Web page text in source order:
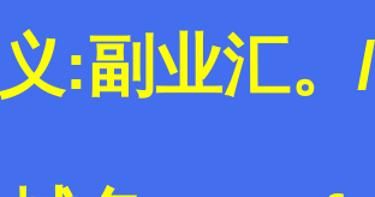
:副业汇